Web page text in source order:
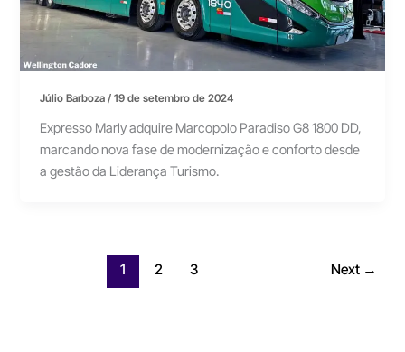
Júlio Barboza/19 de setembro de 2024
Expresso Marly adquire Marcopolo Paradiso G8 1800 DD,
marcando nova fase de modernização e conforto desde
a gestão da Liderança Turismo.
1 2 3 Next →